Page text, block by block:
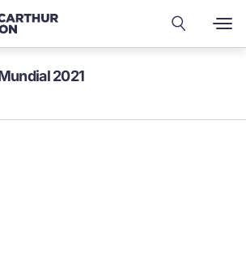
2021